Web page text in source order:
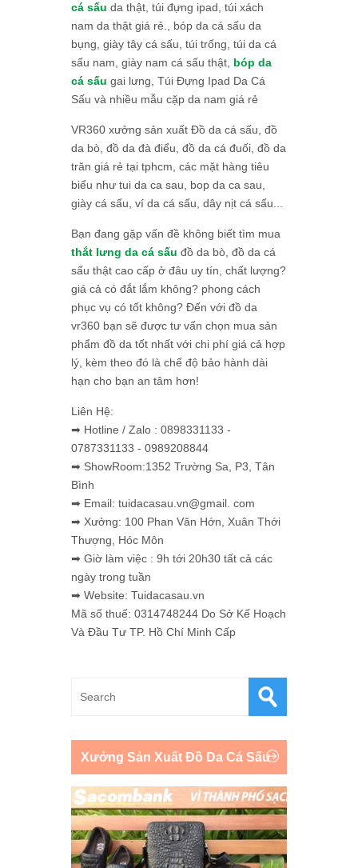
cá sấu da thật, túi đựng ipad, túi xách
nam da thật giá rẻ., bóp da cá sấu da
bụng, giày tây cá sấu, túi trống, túi da cá
sấu nam, giày nam cá sấu thật, bóp da
cá sấu gai lưng, Túi Đựng Ipad Da Cá
Sấu và nhiều mẫu cặp da nam giá rẻ
VR360 xưởng sản xuất Đồ da cá sấu, đồ
da bò, đồ da đà điểu, đồ da cá đuối, đồ da
trăn giá rẻ tại tphcm, các mặt hàng tiêu
biểu như tui da ca sau, bop da ca sau,
giày cá sấu, ví da cá sấu, dây nịt cá sấu...
Bạn đang gặp vấn đề không biết tìm mua
thắt lưng da cá sấu đồ da bò, đồ da cá
sấu thật cao cấp ở đâu uy tín, chất lượng?
giá cả có đắt lắm không? phong cách
phục vụ có tốt không? Đến với đồ da
vr360 bạn sẽ được tư vấn chọn mua sản
phẩm đồ da tốt nhất với chi phí giá cả hợp
lý, kèm theo đó là chế độ bảo hành dài
hạn cho bạn an tâm hơn!
Liên Hệ:
➡ Hotline / Zalo : 0898331133 -
0787331133 - 0989208844
➡ ShowRoom:1352 Trường Sa, P3, Tân
Bình
➡ Email: tuidacasau.vn@gmail. com
➡ Xưởng: 100 Phan Văn Hớn, Xuân Thới
Thượng, Hóc Môn
➡ Giờ làm việc : 9h tới 20h30 tất cả các
ngày trong tuần
➡ Website: Tuidacasau.vn
Mã số thuế: 0314748244 Do Sở Kế Hoạch
Và Đầu Tư TP. Hồ Chí Minh Cấp
Xưởng Sản Xuất Đồ Da Cá Sấu